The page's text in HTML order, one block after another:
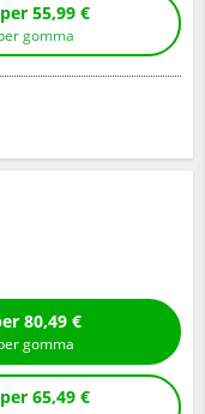
Compra senza montaggio per 55,99 €
gomma
con montaggio per 80,49 €
gomma
Compra senza montaggio per 65,49 €